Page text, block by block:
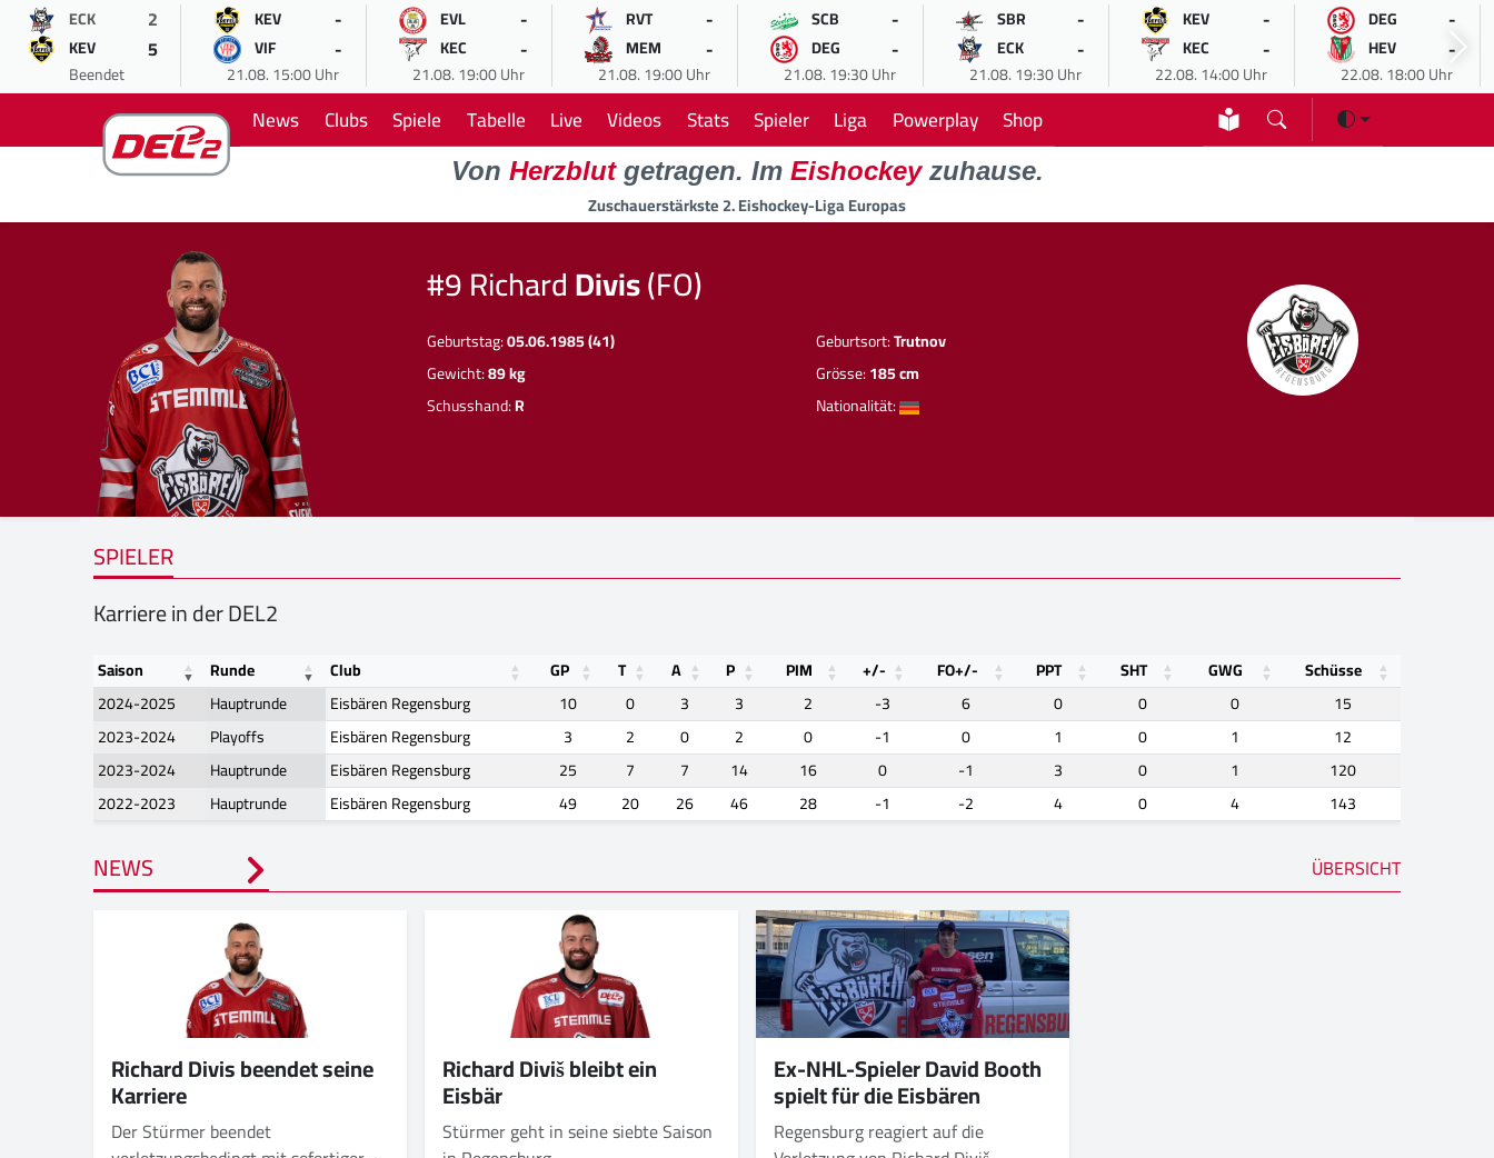
ECK 2
KEV 5
Beendet
KEV -
VIF -
21.08. 15:00 Uhr
EVL -
KEC -
21.08. 19:00 Uhr
RVT -
MEM -
21.08. 19:00 Uhr
SCB -
DEG -
21.08. 19:30 Uhr
SBR -
ECK -
21.08. 19:30 Uhr
KEV -
KEC -
22.08. 14:00 Uhr
DEG -
HEV -
22.08. 18:00 Uhr
News Clubs Spiele Tabelle Live Videos Stats Spieler Liga Powerplay Shop
Von Herzblutgetragen. Im Eishockeyzuhause.
Zuschauerstärkste 2. Eishockey-Liga Europas
#9 RichardDivis(FO)
Geburtstag:05.06.1985 (41) Geburtsort:Trutnov
Gewicht:89 kg Grösse:185 cm
Schusshand:R Nationalität:
SPIELER
Karriere in der DEL2
Saison Runde Club GP T A P PIM +/- FO+/- PPT SHT GWG
Schüsse
2024-2025
Hauptrunde Eisbären Regensburg 10 0 3 3 2 -3 6 0 0 0
15
2023-2024
Playoffs Eisbären Regensburg 3 2 0 2 0 -1 0 1 0 1
12
2023-2024
Hauptrunde Eisbären Regensburg 25 7 7 14 16 0 -1 3 0 1
120
2022-2023
Hauptrunde Eisbären Regensburg 49 20 26 46 28 -1 -2 4 0 4 143
NEWS ÜBERSICHT
Richard Divis beendet seine
Karriere
Der Stürmer beendet
Richard Diviš bleibt ein
Eisbär
Stürmer geht in seine siebte Saison
Ex-NHL-Spieler David Booth
spielt für die Eisbären
Regensburg reagiert auf die